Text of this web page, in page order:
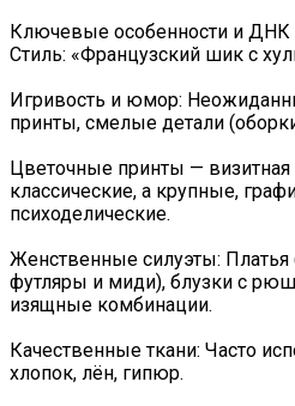
Ключевые особенности и ДНК
Стиль: «Французский шик с
Игривость и юмор:
принты, смелые детали
Цветочные принты — визитная
классические, а крупные,
психоделические.
Женственные силуэты: Платья
футляры и миди), блузки с
изящные комбинации.
Качественные ткани: Часто
хлопок, лён, гипюр.